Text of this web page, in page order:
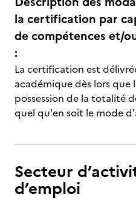
la certification par
de compétences et/
:
La certification est
académique dès lors
possession de la totalité
quel qu'en soit le mode
Secteur
d’emploi